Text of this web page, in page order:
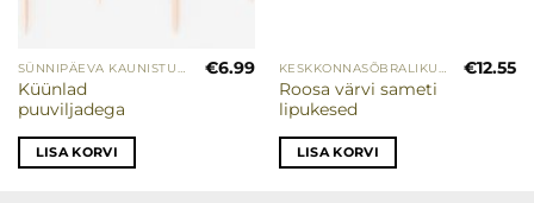
SÜNNIPÄEVA KAUNISTUSED
Küünlad
puuviljadega
€6.99
LISA KORVI
KESKKONNASÕBRALIKUD PEOTARBED
Roosa värvi sameti
lipukesed
€12.55
LISA KORVI